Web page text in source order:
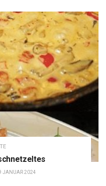
JANUAR 2024